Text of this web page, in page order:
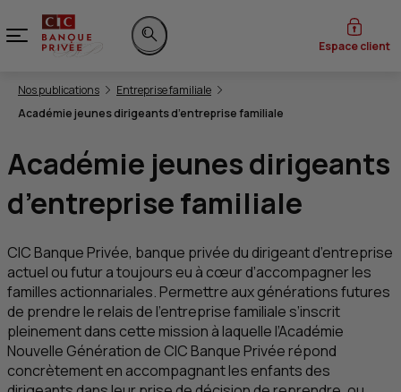
Menu
Rechercher sur le site
Espace client
Vous êtes ici:
Nos publications
Entreprise familiale
Académie jeunes dirigeants d’entreprise familiale
Académie jeunes dirigeants
d’entreprise familiale
CIC Banque Privée, banque privée du dirigeant d’entreprise
actuel ou futur a toujours eu à cœur d’accompagner les
familles actionnariales. Permettre aux générations futures
de prendre le relais de l’entreprise familiale s’inscrit
pleinement dans cette mission à laquelle l’Académie
Nouvelle Génération de CIC Banque Privée répond
concrètement en accompagnant les enfants des